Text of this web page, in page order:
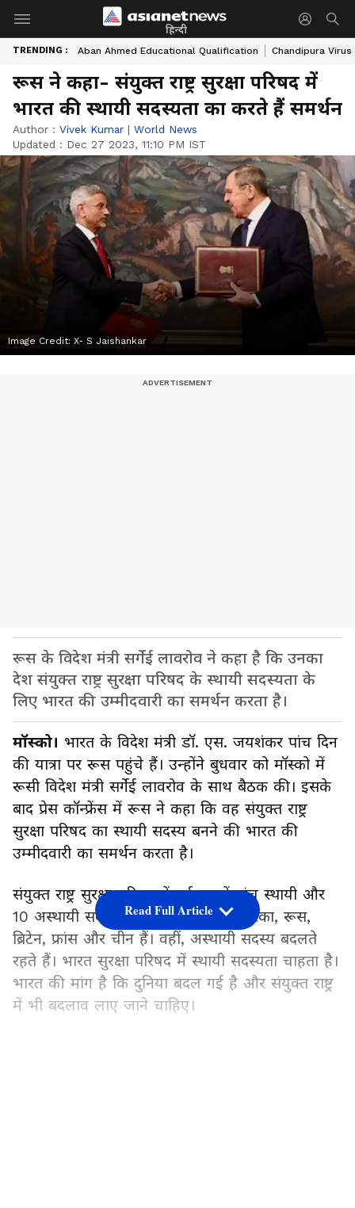
हिन्दी
TRENDING : Aban Ahmed Educational Qualification Chandipura
रूस ने कहा- संयुक्त राष्ट्र सुरक्षा परिषद में
भारत की स्थायी सदस्यता का करते हैं समर्थन
Author : Vivek Kumar | World News
Updated : Dec 27 2023, 11:10 PM IST
Image Credit: X- S Jaishankar
रूस के विदेश मंत्री सर्गेई लावरोव ने कहा है कि उनका
देश संयुक्त राष्ट्र सुरक्षा परिषद के स्थायी सदस्यता के
लिए भारत की उम्मीदवारी का समर्थन करता है।
मॉस्को। भारत के विदेश मंत्री डॉ. एस. जयशंकर पांच दिन
की यात्रा पर रूस पहुंचे हैं। उन्होंने बुधवार को मॉस्को में
रूसी विदेश मंत्री सर्गेई लावरोव के साथ बैठक की। इसके
बाद प्रेस कॉन्फ्रेंस में रूस ने कहा कि वह संयुक्त राष्ट्र
सुरक्षा परिषद का स्थायी सदस्य बनने की भारत की
उम्मीदवारी का समर्थन करता है।
संयुक्त राष्ट्र सुरक्षा परिषद में वर्तमान में पांच स्थायी और
10 अस्थायी सदस्य हैं। स्थायी सदस्य, अमेरिका, रूस,
ब्रिटेन, फ्रांस और चीन हैं। वहीं, अस्थायी सदस्य बदलते
रहते हैं। भारत सुरक्षा परिषद में स्थायी सदस्यता चाहता है।
भारत की मांग है कि दुनिया बदल गई है और संयुक्त राष्ट्र
में भी बदलाव लाए जाने चाहिए।
Read Full Article